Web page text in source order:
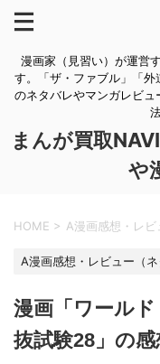
漫画家（見習い）が運営
す。「ザ・ファブル」「
のネタバレやマンガレビ
まんが買取
や
HOME > A漫画感想・レビ
A漫画感想・レビュー（ネ
漫画「ワール
抜試験28」の